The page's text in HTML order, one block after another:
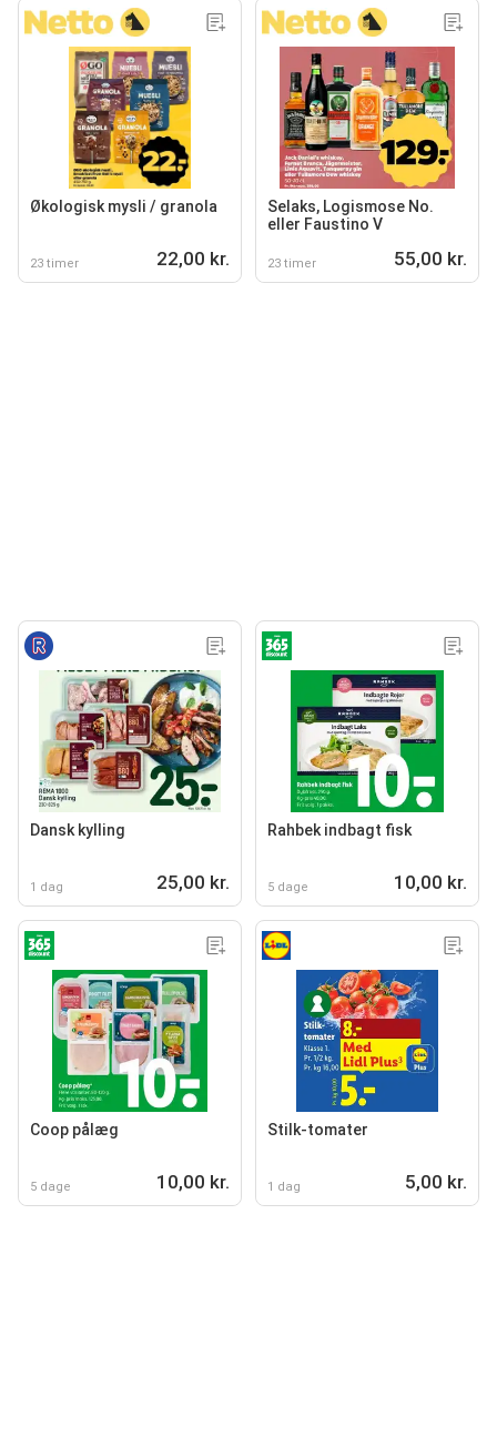
Økologisk mysli / granola
23 timer 22,00 kr.
Selaks, Logismose No.
eller Faustino V
23 timer 55,00 kr.
Dansk kylling
1 dag 25,00 kr.
Rahbek indbagt fisk
5 dage 10,00 kr.
Coop pålæg
5 dage 10,00 kr.
Stilk-tomater
1 dag 5,00 kr.